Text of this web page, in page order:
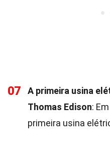
07
A primeira usina
Thomas Edison:
primeira usina